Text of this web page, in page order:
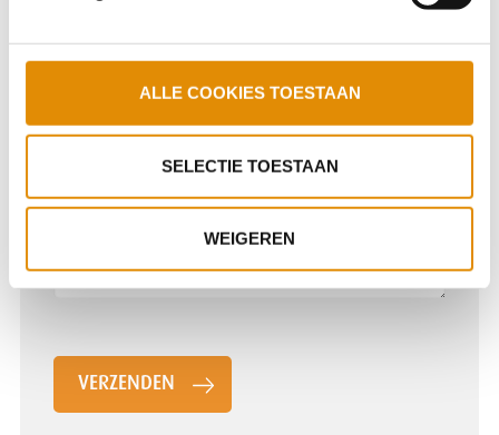
ALLE COOKIES TOESTAAN
SELECTIE TOESTAAN
WEIGEREN
Bericht
VERZENDEN